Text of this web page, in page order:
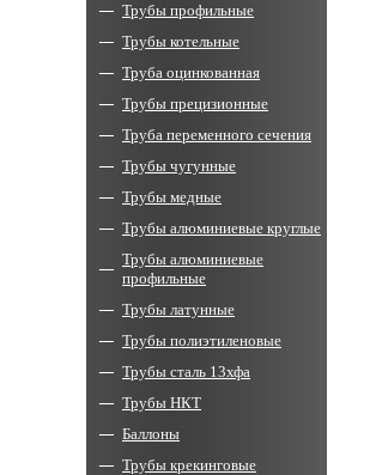
Трубы профильные
Трубы котельные
Труба оцинкованная
Трубы прецизионные
Труба переменного сечения
Трубы чугунные
Трубы медные
Трубы алюминиевые круглые
Трубы алюминиевые
профильные
Трубы латунные
Трубы полиэтиленовые
Трубы сталь 13хфа
Трубы НКТ
Баллоны
Трубы крекинговые